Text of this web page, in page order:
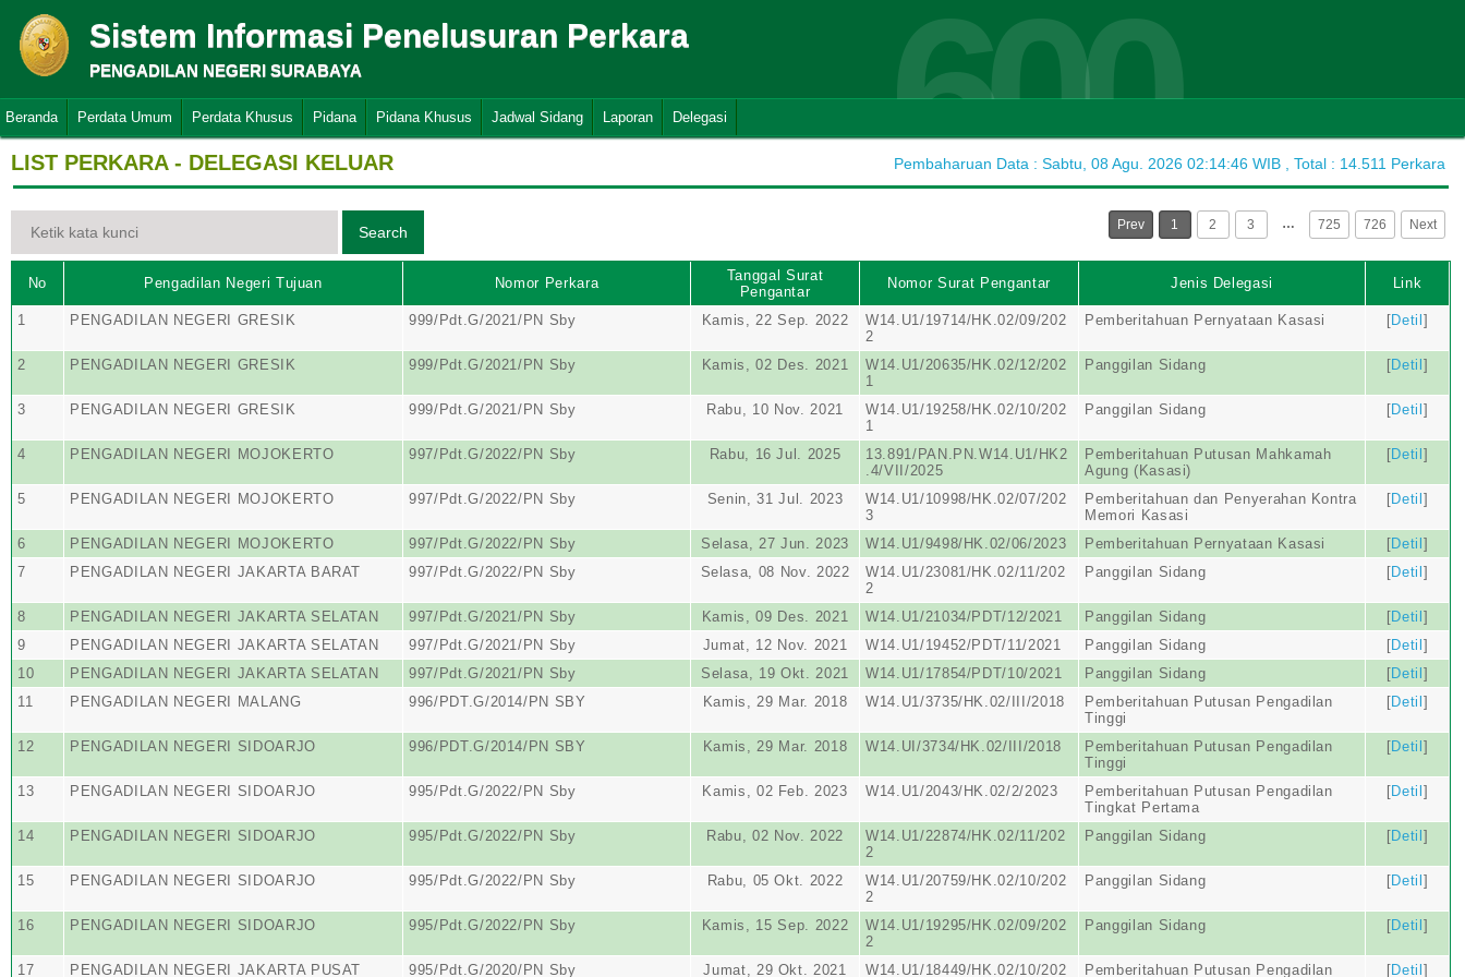
Sistem Informasi Penelusuran Perkara
PENGADILAN NEGERI SURABAYA 600
Beranda Perdata Umum Perdata Khusus Pidana Pidana Khusus Jadwal Sidang Laporan Delegasi
LIST PERKARA - DELEGASI KELUAR Pembaharuan Data : Sabtu, 08 Agu. 2026 02:14:46 WIB , Total : 14.511 Perkara
Prev 1 2 3 … 725 726 Next
No Pengadilan Negeri Tujuan Nomor Perkara
Tanggal Surat
Pengantar
Nomor Surat Pengantar Jenis Delegasi Link
1 PENGADILAN NEGERI GRESIK 999/Pdt.G/2021/PN Sby Kamis, 22 Sep. 2022
W14.U1/19714/HK.02/09/202
2
Pemberitahuan Pernyataan Kasasi [Detil ]
2 PENGADILAN NEGERI GRESIK 999/Pdt.G/2021/PN Sby Kamis, 02 Des. 2021
W14.U1/20635/HK.02/12/202
1
Panggilan Sidang [Detil ]
3 PENGADILAN NEGERI GRESIK 999/Pdt.G/2021/PN Sby Rabu, 10 Nov. 2021
W14.U1/19258/HK.02/10/202
1
Panggilan Sidang [Detil ]
4 PENGADILAN NEGERI MOJOKERTO 997/Pdt.G/2022/PN Sby Rabu, 16 Jul. 2025
13.891/PAN.PN.W14.U1/HK2
.4/VII/2025
Pemberitahuan Putusan Mahkamah
Agung (Kasasi)
[Detil ]
5 PENGADILAN NEGERI MOJOKERTO 997/Pdt.G/2022/PN Sby Senin, 31 Jul. 2023
W14.U1/10998/HK.02/07/202
3
Pemberitahuan dan Penyerahan Kontra
Memori Kasasi
[Detil ]
6 PENGADILAN NEGERI MOJOKERTO 997/Pdt.G/2022/PN Sby Selasa, 27 Jun. 2023 W14.U1/9498/HK.02/06/2023 Pemberitahuan Pernyataan Kasasi [Detil ]
7
PENGADILAN NEGERI JAKARTA BARAT 997/Pdt.G/2022/PN Sby Selasa, 08 Nov. 2022
W14.U1/23081/HK.02/11/202
2
Panggilan Sidang [Detil ]
8 PENGADILAN NEGERI JAKARTA SELATAN 997/Pdt.G/2021/PN Sby Kamis, 09 Des. 2021 W14.U1/21034/PDT/12/2021 Panggilan Sidang [Detil ]
9
PENGADILAN NEGERI JAKARTA SELATAN 997/Pdt.G/2021/PN Sby Jumat, 12 Nov. 2021 W14.U1/19452/PDT/11/2021 Panggilan Sidang [Detil ]
10
PENGADILAN NEGERI JAKARTA SELATAN 997/Pdt.G/2021/PN Sby Selasa, 19 Okt. 2021 W14.U1/17854/PDT/10/2021 Panggilan Sidang [Detil ]
11
PENGADILAN NEGERI MALANG 996/PDT.G/2014/PN SBY Kamis, 29 Mar. 2018 W14.U1/3735/HK.02/III/2018
Pemberitahuan Putusan Pengadilan
Tinggi
[Detil ]
12 PENGADILAN NEGERI SIDOARJO 996/PDT.G/2014/PN SBY Kamis, 29 Mar. 2018 W14.UI/3734/HK.02/III/2018
Pemberitahuan Putusan Pengadilan
Tinggi
[Detil ]
13 PENGADILAN NEGERI SIDOARJO 995/Pdt.G/2022/PN Sby Kamis, 02 Feb. 2023 W14.U1/2043/HK.02/2/2023
Pemberitahuan Putusan Pengadilan
Tingkat Pertama
[Detil ]
14 PENGADILAN NEGERI SIDOARJO 995/Pdt.G/2022/PN Sby Rabu, 02 Nov. 2022
W14.U1/22874/HK.02/11/202
2
Panggilan Sidang [Detil ]
15 PENGADILAN NEGERI SIDOARJO 995/Pdt.G/2022/PN Sby Rabu, 05 Okt. 2022
W14.U1/20759/HK.02/10/202
2
Panggilan Sidang [Detil ]
16 PENGADILAN NEGERI SIDOARJO 995/Pdt.G/2022/PN Sby Kamis, 15 Sep. 2022
W14.U1/19295/HK.02/09/202
2
Panggilan Sidang [Detil ]
17 PENGADILAN NEGERI JAKARTA PUSAT 995/Pdt.G/2020/PN Sby Jumat, 29 Okt. 2021 W14.U1/18449/HK.02/10/202 Pemberitahuan Putusan Pengadilan [Detil ]